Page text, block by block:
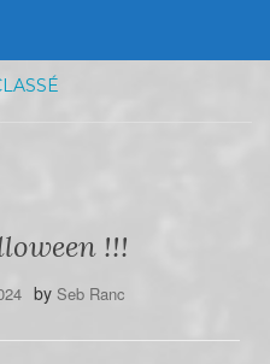
!!!
by Seb Ranc